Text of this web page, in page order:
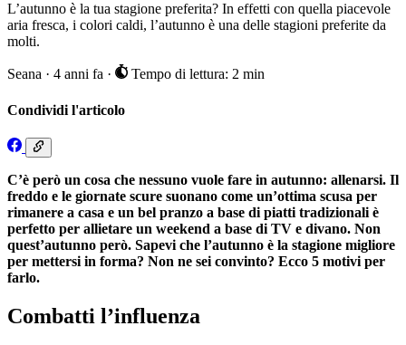
L’autunno è la tua stagione preferita? In effetti con quella piacevole
aria fresca, i colori caldi, l’autunno è una delle stagioni preferite da
molti.
Seana · 4 anni fa · Tempo di lettura: 2 min
Condividi l'articolo
C’è però un cosa che nessuno vuole fare in autunno: allenarsi. Il
freddo e le giornate scure suonano come un’ottima scusa per
rimanere a casa e un bel pranzo a base di piatti tradizionali è
perfetto per allietare un weekend a base di TV e divano. Non
quest’autunno però. Sapevi che l’autunno è la stagione migliore
per mettersi in forma? Non ne sei convinto? Ecco 5 motivi per
farlo.
Combatti l’influenza